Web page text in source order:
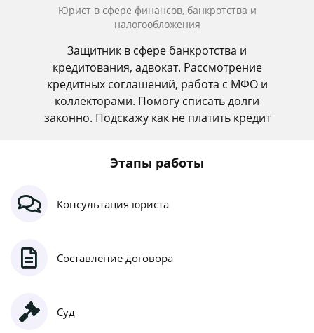
Юрист в сфере финансов, банкротства и
налогообложения
Защитник в сфере банкротства и
кредитования, адвокат. Рассмотрение
кредитных соглашений, работа с МФО и
коллекторами. Помогу списать долги
законно. Подскажу как не платить кредит
Этапы работы
Консультация юриста
Составление договора
Суд